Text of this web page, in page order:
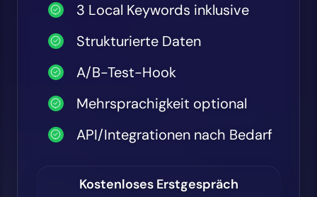
3 Local Keywords inklusive
Strukturierte Daten
A/B-Test-Hook
Mehrsprachigkeit optional
API/Integrationen nach Bedarf
Kostenloses Erstgespräch